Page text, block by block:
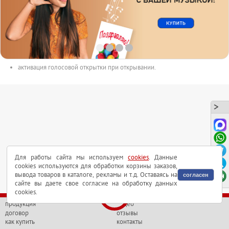
размер открытки 150mm x 100mm.
с музыкальным чипом внутри.
длительность аудиоролика до 165сек.
аудиоролик в форматах MP3 или WAV может быть выслан на почту.
активация голосовой открытки при открывании.
продукция
договор
как купить
видео
отзывы
контакты
Для работы сайта мы используемcookies. Данные
cookies используются для обработки корзины заказов,
вывода товаров в каталоге, рекламы и т.д. Оставаясь на
сайте вы даете свое согласие на обработку данных
cookies.
согласен